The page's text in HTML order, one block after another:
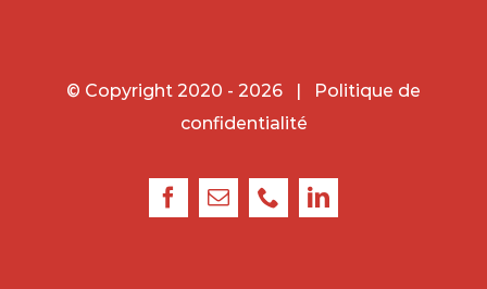
© Copyright 2020 - 2026 |
Politique de
confidentialité
Facebook
Email PhoneLinkedIn